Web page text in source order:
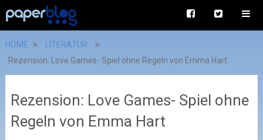
HOME
LITERATUR
Rezension: Love Games- Spiel ohne Regeln von Emma Hart
Rezension: Love Games- Spiel ohne
Regeln von Emma Hart